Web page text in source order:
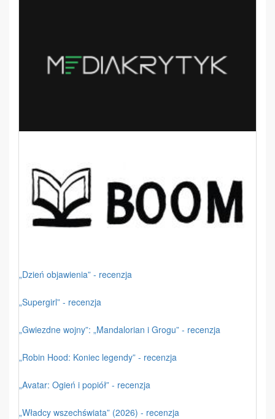
„Dzień objawienia” - recenzja
„Supergirl” - recenzja
„Gwiezdne wojny”: „Mandalorian i Grogu” - recenzja
„Robin Hood: Koniec legendy” - recenzja
„Avatar: Ogień i popiół” - recenzja
„Władcy wszechświata” (2026) - recenzja